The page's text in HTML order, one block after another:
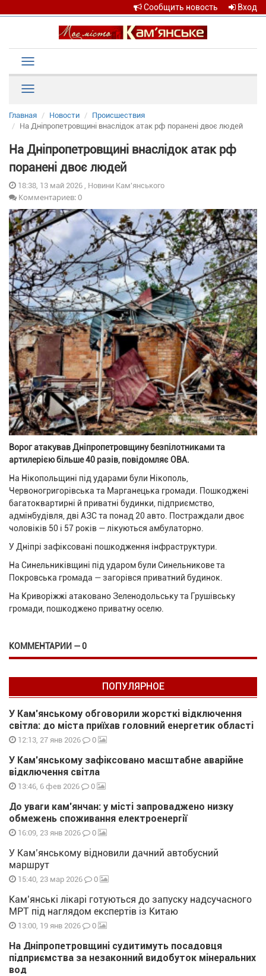
Сообщить новость Вход
navigation
Главная Новости
Происшествия
На Дніпропетровщині внаслідок атак рф поранені двоє людей
На Дніпропетровщині внаслідок атак рф
поранені двоє людей
18:38, 13 май 2026 , Новини Кам'янського
Комментариев: 0
Ворог атакував Дніпропетровщину безпілотниками та
артилерією більше 40 разів, повідомляє ОВА.
На Нікопольщині під ударами були Нікополь,
Червоногригорівська та Марганецька громади. Пошкоджені
багатоквартирні й приватні будинки, підприємство,
адмінбудівля, дві АЗС та понад 20 авто. Постраждали двоє
чоловіків 50 і 57 років — лікуються амбулаторно.
У Дніпрі зафіксовані пошкодження інфраструктури.
На Синельниківщині під ударом були Синельникове та
Покровська громада — загорівся приватний будинок.
На Криворіжжі атаковано Зеленодольську та Грушівську
громади, пошкоджено приватну оселю.
КОММЕНТАРИИ — 0
ПОПУЛЯРНОЕ
У Кам’янському обговорили жорсткі відключення
світла: до міста приїхав головний енергетик області
12:13, 27 янв 2026 0
У Кам’янському зафіксовано масштабне аварійне
відключення світла
13:46, 6 фев 2026 0
До уваги кам’янчан: у місті запроваджено низку
обмежень споживання електроенергії
16:09, 23 янв 2026 0
У Кам’янському відновили дачний автобусний
маршрут
15:40, 23 мар 2026 0
Кам’янські лікарі готуються до запуску надсучасного
МРТ під наглядом експертів із Китаю
13:00, 19 янв 2026 0
На Дніпропетровщині судитимуть посадовця
підприємства за незаконний видобуток мінеральних
вод